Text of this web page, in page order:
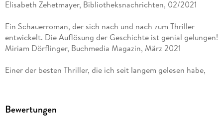
Elisabeth Zehetmayer, Bibliotheksnachrichten, 02/2021
Ein Schauerroman, der sich nach und nach zum Thriller
entwickelt. Die Auflösung der Geschichte ist genial gelungen!
Miriam Dörflinger, Buchmedia Magazin, März 2021
Einer der besten Thriller, die ich seit langem gelesen habe,
Hochspannung in einem ultramodernen Traumhaus in den
Bewertungen